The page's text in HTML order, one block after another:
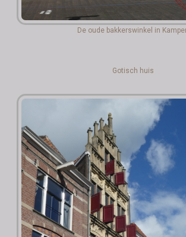
De oude bakkerswinkel in
Gotisch huis